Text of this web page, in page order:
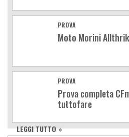
PROVA
Moto Morini
PROVA
Prova completa
tuttofare
LEGGI TUTTO »